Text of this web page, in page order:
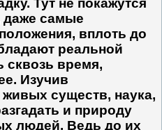
Тут не покажутся
самые
вплоть до
реальной
сквозь время,
Изучив
существ, наука,
и природу
людей. Ведь до их